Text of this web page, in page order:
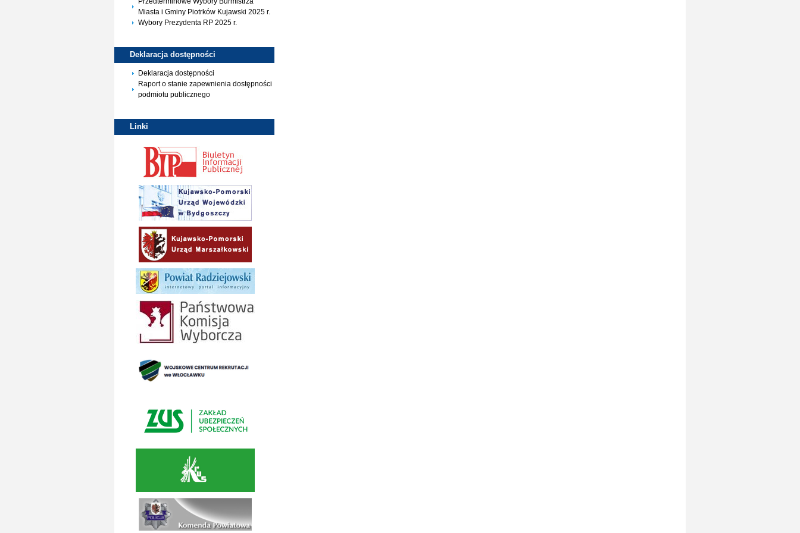
Miasta i Gminy Piotrków Kujawski 2025 r.
Wybory Prezydenta RP 2025 r.
Deklaracja dostępności
Deklaracja dostępności
Raport o stanie zapewnienia dostępności
podmiotu publicznego
Linki